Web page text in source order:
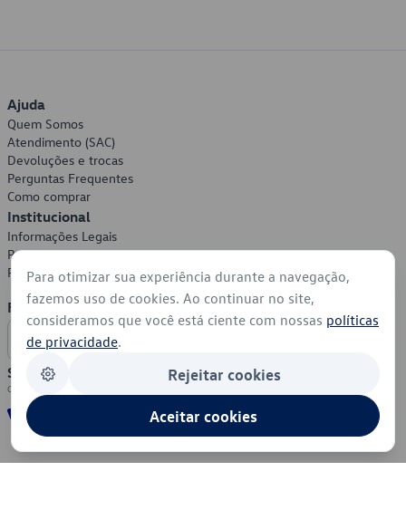
Ajuda
Quem Somos
Atendimento (SAC)
Devoluções e trocas
Perguntas Frequentes
Como comprar
Institucional
Informações Legais
Política de Privacidade
Política de Cookies
Formas de Pagamento
Segurança
Para otimizar sua experiência durante a navegação,
fazemos uso de cookies. Ao continuar no site,
consideramos que você está ciente com nossas políticas
de privacidade.
Rejeitar cookies
Aceitar cookies